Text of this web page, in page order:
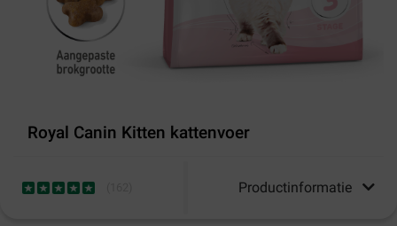
Royal Canin Kitten kattenvoer
Productinformatie